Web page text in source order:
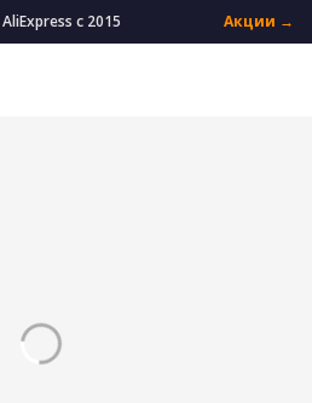
с 2015 Акции →